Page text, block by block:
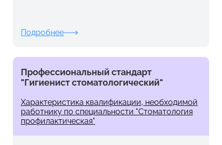
Подробнее
Профессиональный стандарт
"Гигиенист стоматологический"
Характеристика квалификации, необходимой
работнику по специальности "Стоматология
профилактическая"